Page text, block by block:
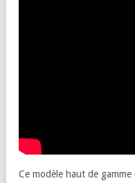
Ce modèle haut de